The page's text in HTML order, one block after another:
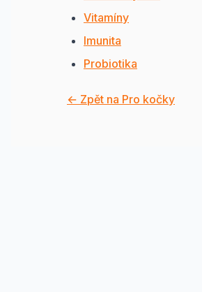
Vitamíny
Imunita
Probiotika
← Zpět na Pro kočky